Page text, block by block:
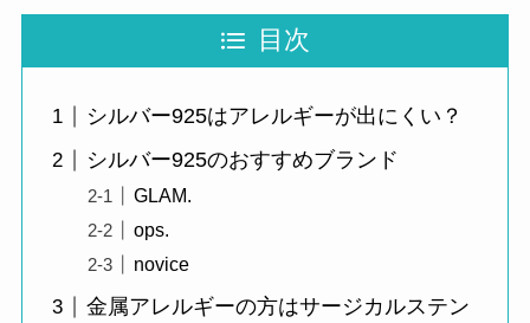
目次
シルバー925はアレルギーが出にくい？
シルバー925のおすすめブランド
GLAM.
ops.
novice
金属アレルギーの方はサージカルステン